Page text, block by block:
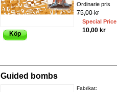
Ordinarie pris
75,00 kr
Special Price
10,00 kr
Köp
Guided bombs
Fabrikat: